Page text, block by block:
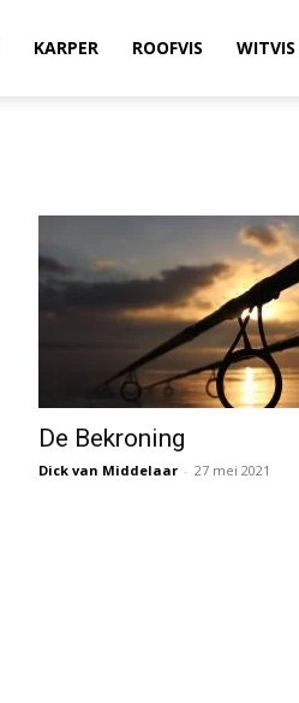
KARPER ROOFVIS WITVIS
De Bekroning
Dick van Middelaar - 27 mei 2021